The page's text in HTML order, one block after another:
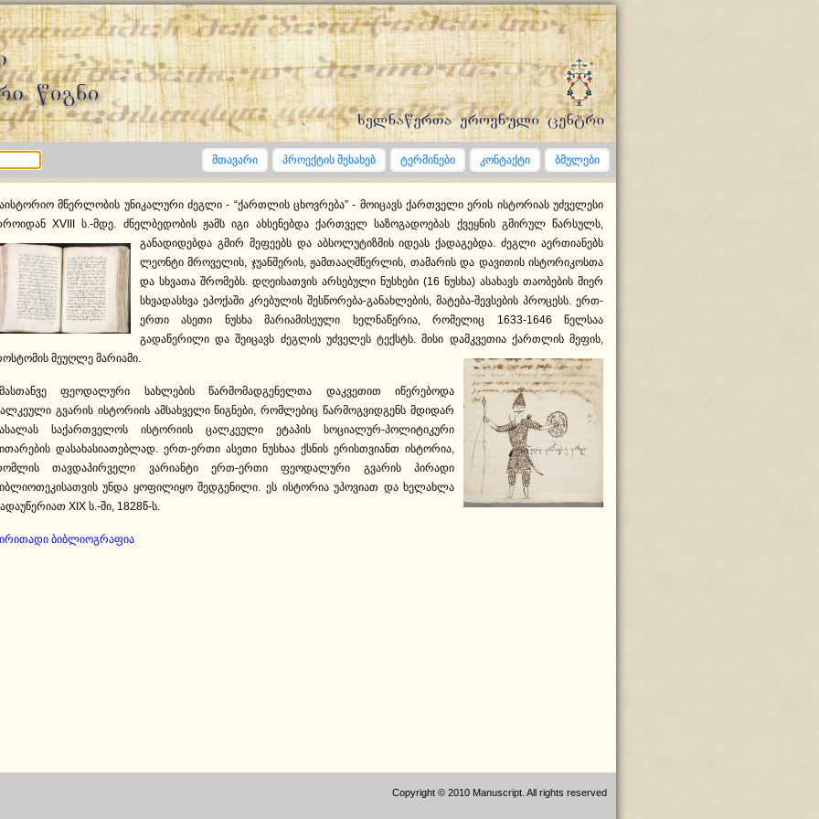
ბმულები
კონტაქტი
ტერმინები
პროექტის შესახებ
მთავარი
მწერლობის უნიკალური ძეგლი - “ქართლის ცხოვრება” - მოიცავს ქართველი ერის ისტორიას უძველესი
XVIII ს.-მდე. ძნელბედობის ჟამს იგი ახსენებდა ქართველ საზოგადოებას ქვეყნის გმირულ წარსულს,
განადიდებდა გმირ მეფეებს და აბსოლუტიზმის იდეას ქადაგებდა. ძეგლი აერთიანებს
ლეონტი მროველის, ჯუანშერის, ჟამთააღმწერლის, თამარის და დავითის ისტორიკოსთა
და სხვათა შრომებს. დღეისათვის არსებული ნუსხები (16 ნუსხა) ასახავს თაობების მიერ
სხვადასხვა ეპოქაში კრებულის შესწორება-განახლების, მატება-შევსების პროცესს. ერთ-
ერთი ასეთი ნუსხა მარიამისეული ხელნაწერია, რომელიც 1633-1646 წელსაა
გადაწერილი და შეიცავს ძეგლის უძველეს ტექსტს. მისი დამკვეთია ქართლის მეფის,
მეუღლე მარიამი.
ფეოდალური სახლების წარმომადგენელთა დაკვეთით იწერებოდა
გვარის ისტორიის ამსახველი წიგნები, რომლებიც წარმოგვიდგენს მდიდარ
საქართველოს ისტორიის ცალკეული ეტაპის სოციალურ-პოლიტიკური
დასახასიათებლად. ერთ-ერთი ასეთი ნუსხაა ქსნის ერისთვიანთ ისტორია,
თავდაპირველი ვარიანტი ერთ-ერთი ფეოდალური გვარის პირადი
უნდა ყოფილიყო შედგენილი. ეს ისტორია უპოვიათ და ხელახლა
XIX ს.-ში, 1828წ-ს.
ბიბლიოგრაფია
Copyright © 2010 Manuscript. All rights reserved